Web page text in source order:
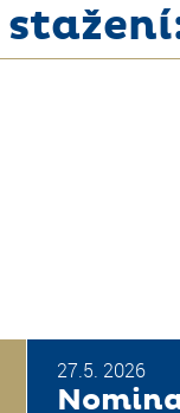
27.5. 2026